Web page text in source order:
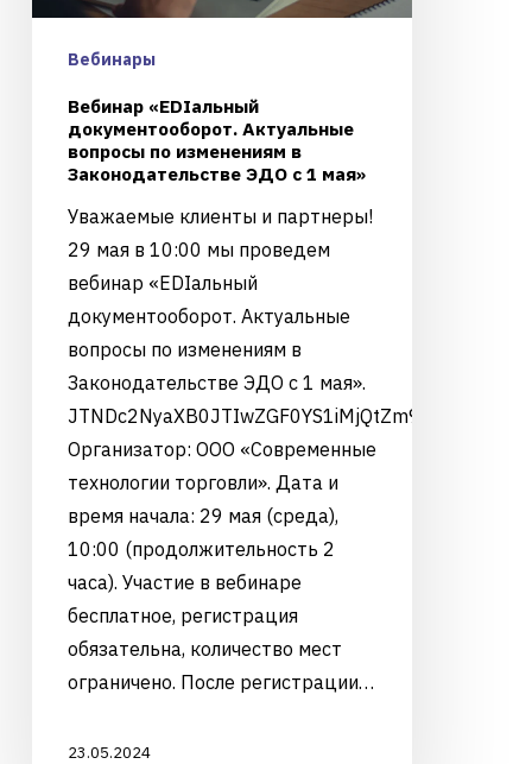
Вебинары
Вебинар «EDIальный
документооборот. Актуальные
вопросы по изменениям в
Законодательстве ЭДО с 1 мая»
Уважаемые клиенты и партнеры!
29 мая в 10:00 мы проведем
вебинар «EDIальный
документооборот. Актуальные
вопросы по изменениям в
Законодательстве ЭДО с 1 мая».
Организатор: ООО «Современные
технологии торговли». Дата и
время начала: 29 мая (среда),
10:00 (продолжительность 2
часа). Участие в вебинаре
бесплатное, регистрация
обязательна, количество мест
ограничено. После регистрации…
23.05.2024